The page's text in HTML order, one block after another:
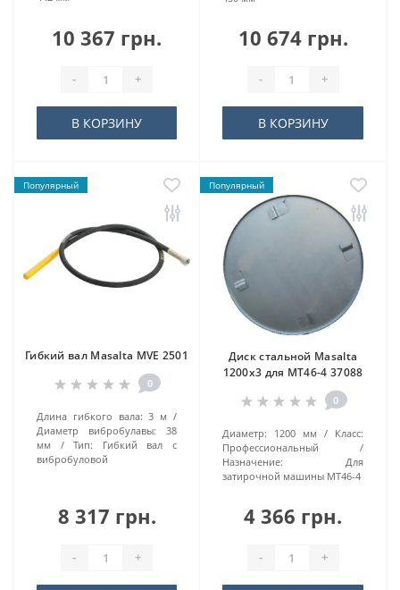
10 367 грн.
- +
В КОРЗИНУ
10 674 грн.
- +
В КОРЗИНУ
Популярный
Гибкий вал Masalta MVE 2501
0
Длина гибкого вала: 3 м
Диаметр вибробулавы:
38
мм
Тип:
Гибкий вал с
вибробуловой
8 317 грн.
- +
Популярный
Диск стальной Masalta
1200х3 для MT46-4 37088
0
Диаметр: 1200 мм
Класс:
Профессиональный
Назначение:
Для
затирочной машины MT46-4
4 366 грн.
- +